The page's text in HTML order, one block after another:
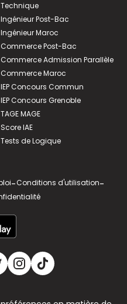
Technique
Ingénieur Post-Bac
Ingénieur Maroc
Commerce Post-Bac
Commerce Admission Parallèle
Commerce Maroc
IEP Concours Commun
IEP Concours Grenoble
TAGE MAGE
Score IAE
Tests de Logique
-Conditions d'utilisation-